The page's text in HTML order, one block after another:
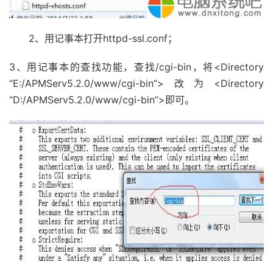
2、用记事本打开httpd-ssl.conf；
3、用记事本的查找功能，查找/cgi-bin，将<Directory
“E:/APMServ5.2.0/www/cgi-bin”>改为<Directory
“D:/APMServ5.2.0/www/cgi-bin”>即可。